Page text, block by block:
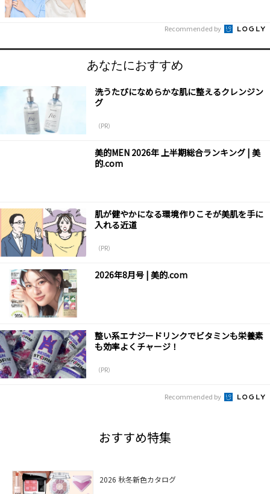
Recommended by
あなたにおすすめ
洗うたびになめらかな肌に整えるクレンジン
グ
（PR）
美的MEN 2026年 上半期総合ランキング | 美
的.com
肌が健やかになる環境作りこそが美肌を手に
入れる近道
（PR）
2026年8月号 | 美的.com
整い系エナジードリンクでビタミンも栄養素
も効率よくチャージ！
（PR）
Recommended by
おすすめ特集
2026 秋冬新色カタログ